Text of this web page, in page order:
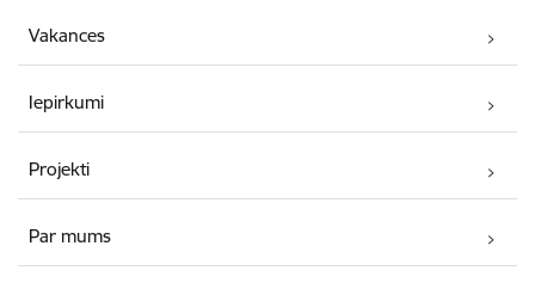
Vakances
Iepirkumi
Projekti
Par mums